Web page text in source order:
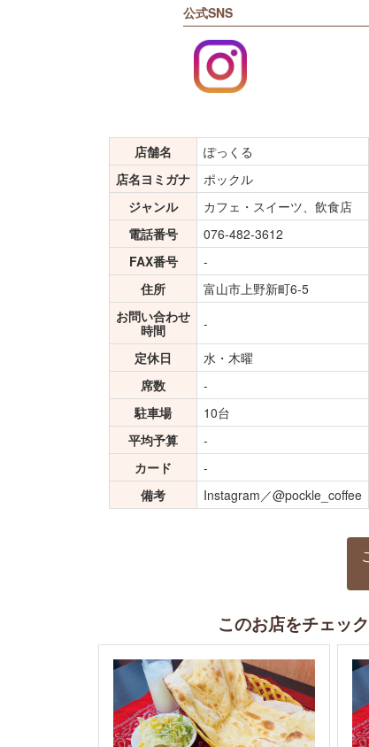
公式SNS
店舗名
ぽっくる
店名ヨミガナ
ポックル
ジャンル
カフェ・スイーツ、飲食店
電話番号
076-482-3612
FAX番号
-
住所
富山市上野新町6-5
お問い合わせ
時間
-
定休日
水・木曜
席数
-
駐車場
10台
平均予算
-
カード
-
備考
Instagram／@pockle_coffee
このお店をチェッ